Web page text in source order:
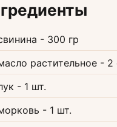
- 300 гр
растительное - 2
- 1 шт.
- 1 шт.